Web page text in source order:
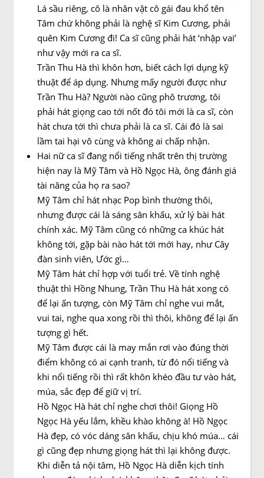
Lá sầu riêng, cô là nhân vật cô gái đau khổ tên
Tâm chứ không phải là nghệ sĩ Kim Cương, phải
quên Kim Cương đi! Ca sĩ cũng phải hát ‘nhập vai’
như vậy mới ra ca sĩ.
Trần Thu Hà thì khôn hơn, biết cách lợi dụng kỹ
thuật để áp dụng. Nhưng mấy người được như
Trần Thu Hà? Người nào cũng phô trương, tôi
phải hát giọng cao tới nốt đó tôi mới là ca sĩ, còn
hát chưa tới thì chưa phải là ca sĩ. Cái đó là sai
lầm tai hại vô cùng và không ai chấp nhận.
Hai nữ ca sĩ đang nổi tiếng nhất trên thị trường
hiện nay là Mỹ Tâm và Hồ Ngọc Hà, ông đánh giá
tài năng của họ ra sao?
Mỹ Tâm chỉ hát nhạc Pop bình thường thôi,
nhưng được cái là sáng sân khấu, xử lý bài hát
chính xác. Mỹ Tâm cũng có những ca khúc hát
không tới, gặp bài nào hát tới mới hay, như Cây
đàn sinh viên, Ước gì…
Mỹ Tâm hát chỉ hợp với tuổi trẻ. Về tính nghệ
thuật thì Hồng Nhung, Trần Thu Hà hát xong có
để lại ấn tượng, còn Mỹ Tâm chỉ nghe vui mắt,
vui tai, nghe qua xong rồi thì thôi, không để lại ấn
tượng gì hết.
Mỹ Tâm được cái là may mắn rơi vào đúng thời
điểm không có ai cạnh tranh, từ đó nổi tiếng và
khi nổi tiếng rồi thì rất khôn khéo đầu tư vào hát,
múa, sắc đẹp để giữ vị trí.
Hồ Ngọc Hà hát chỉ nghe chơi thôi! Giọng Hồ
Ngọc Hà yếu lắm, khều khào không à! Hồ Ngọc
Hà đẹp, có vóc dáng sân khấu, chịu khó múa… cái
gì cũng đẹp nhưng giọng hát thì lại không được.
Khi diễn tả nội tâm, Hồ Ngọc Hà diễn kịch tính